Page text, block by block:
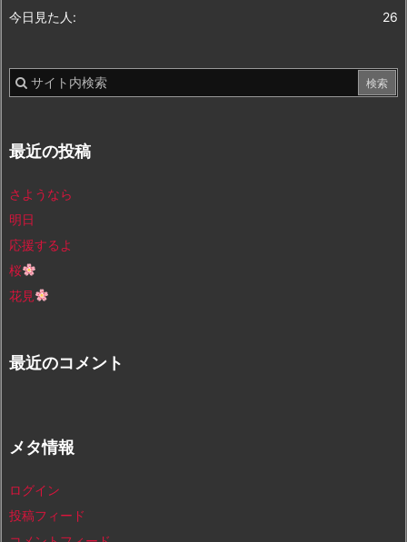
26
今日見た人:
最近の投稿
さようなら
明日
応援するよ
桜
花見
最近のコメント
メタ情報
ログイン
投稿フィード